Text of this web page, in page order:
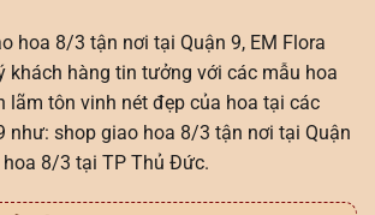
hoa 8/3 tận nơi tại Quận 9, EM Flora
khách hàng tin tưởng với các mẫu hoa
lãm tôn vinh nét đẹp của hoa tại các
như: shop giao hoa 8/3 tận nơi tại Quận
8/3 tại TP Thủ Đức.